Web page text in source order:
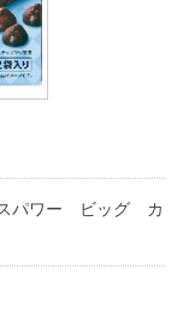
スパワー ビッグ カ